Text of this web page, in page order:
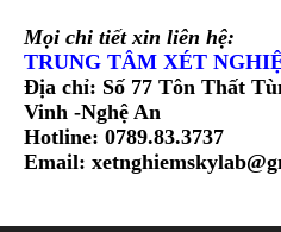
Mọi chi tiết xin liên hệ:
TRUNG TÂM XÉT
Địa chỉ: Số 77 Tôn Thất
Vinh -Nghệ An
Hotline: 0789.83.3737
Email: